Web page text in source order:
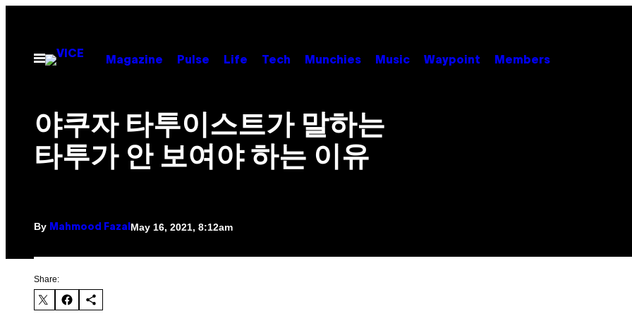
contentOpen
Menu
Magazine Pulse Life Tech Munchies Music Waypoint Members
야쿠자 타투이스트가 말하는
타투가 안 보여야 하는 이유
By Mahmood Fazal May 16, 2021, 8:12am
Share: